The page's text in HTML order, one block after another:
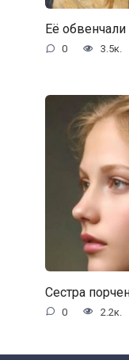
Её
0 3.5к.
Сестра
0 2.2к.